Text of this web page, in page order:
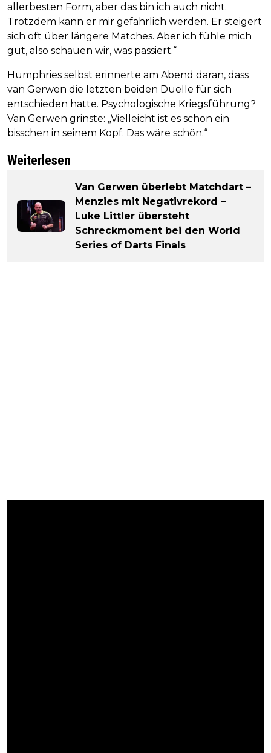
allerbesten Form, aber das bin ich auch nicht.
Trotzdem kann er mir gefährlich werden. Er steigert
sich oft über längere Matches. Aber ich fühle mich
gut, also schauen wir, was passiert.“
Humphries selbst erinnerte am Abend daran, dass
van Gerwen die letzten beiden Duelle für sich
entschieden hatte. Psychologische Kriegsführung?
Van Gerwen grinste: „Vielleicht ist es schon ein
bisschen in seinem Kopf. Das wäre schön.“
Weiterlesen
Van Gerwen überlebt Matchdart –
Menzies mit Negativrekord –
Luke Littler übersteht
Schreckmoment bei den World
Series of Darts Finals